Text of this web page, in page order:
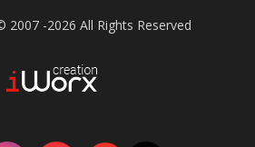
2007 -2026 All Rights Reserved